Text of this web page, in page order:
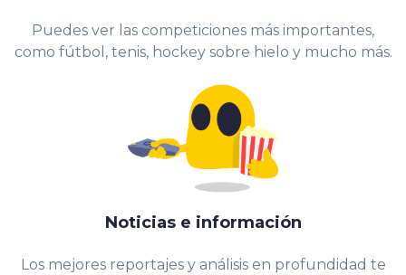
Puedes ver las competiciones más importantes,
como fútbol, tenis, hockey sobre hielo y mucho más.
Noticias e información
Los mejores reportajes y análisis en profundidad te